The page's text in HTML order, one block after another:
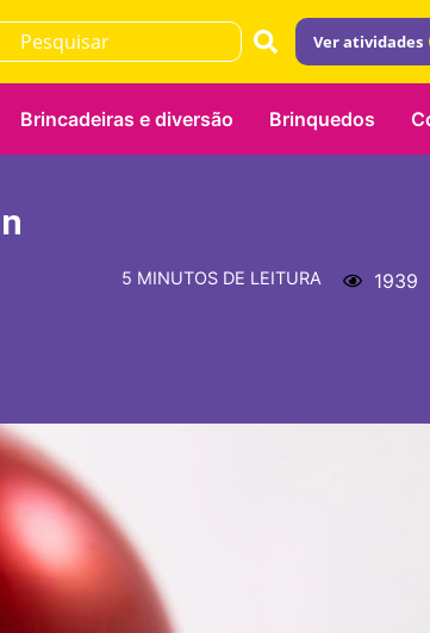
Ver atividades
Brincadeiras e diversão Brinquedos
5 MINUTOS DE LEITURA 1939